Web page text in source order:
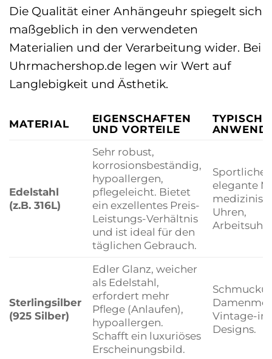
Die Qualität einer Anhängeuhr spiegelt sich
maßgeblich in den verwendeten
Materialien und der Verarbeitung wider. Bei
Uhrmachershop.de legen wir Wert auf
Langlebigkeit und Ästhetik.
MATERIAL
EIGENSCHAFTEN
UND VORTEILE
TYPISCHE
Edelstahl
(z.B. 316L)
Sehr robust,
korrosionsbeständig,
hypoallergen,
pflegeleicht. Bietet
ein exzellentes Preis-
Leistungs-Verhältnis
und ist ideal für den
täglichen Gebrauch.
Sportliche
elegante
Uhren,
Sterlingsilber
(925 Silber)
Edler Glanz, weicher
als Edelstahl,
erfordert mehr
Pflege (Anlaufen),
hypoallergen.
Schafft ein luxuriöses
Erscheinungsbild.
Vintage-
Designs.